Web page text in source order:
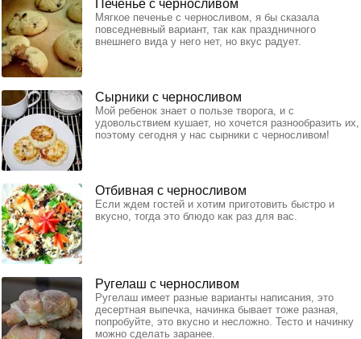
Печенье с черносливом
Мягкое печенье с черносливом, я бы сказала
повседневный вариант, так как праздничного
внешнего вида у него нет, но вкус радует.
Сырники с черносливом
Мой ребенок знает о пользе творога, и с
удовольствием кушает, но хочется разнообразить их,
поэтому сегодня у нас сырники с черносливом!
Отбивная с черносливом
Если ждем гостей и хотим приготовить быстро и
вкусно, тогда это блюдо как раз для вас.
Ругелаш с черносливом
Ругелаш имеет разные варианты написания, это
десертная выпечка, начинка бывает тоже разная,
попробуйте, это вкусно и несложно. Тесто и начинку
можно сделать заранее.